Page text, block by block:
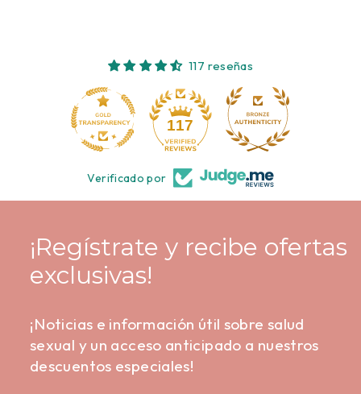
117 reseñas
117 10
Verificado por
¡Regístrate y recibe ofertas
exclusivas!
¡Noticias e información útil sobre salud
sexual y un acceso anticipado a nuestros
descuentos especiales!